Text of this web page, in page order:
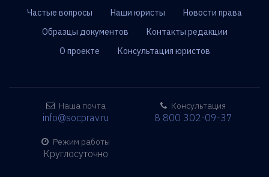
Частые вопросы
Наши юристы
Новости права
Образцы документов
Контакты редакции
О проекте
Консультация юристов
Наша почта
info@socprav.ru
Режим работы
Круглосуточно
Консультация
8 800 302-09-37